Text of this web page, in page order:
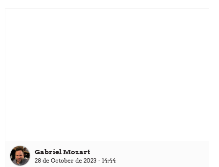
Gabriel Mozart
28 de October de 2023 - 14:44